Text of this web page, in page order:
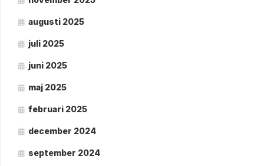
augusti 2025
juli 2025
juni 2025
maj 2025
februari 2025
december 2024
september 2024